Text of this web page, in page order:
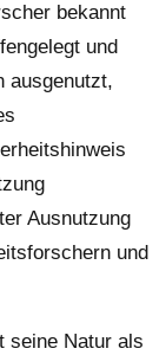
bekannt
und
ausgenutzt,
Ausnutzung
und
seine Natur als